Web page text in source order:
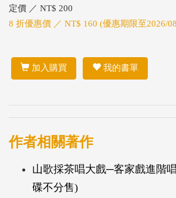
定價 ／ NT$ 200
8 折優惠價 ／ NT$ 160 (優惠期限至2026/
加入購買 我的書單
作者相關著作
山歌採茶唱大戲─客家戲進階
碟不分售)